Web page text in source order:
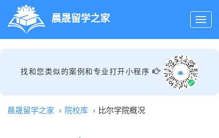
晨晟留学之家
找和您类似的案例和专业打开小程序
晨晟留学之家 院校库 比尔学院概况